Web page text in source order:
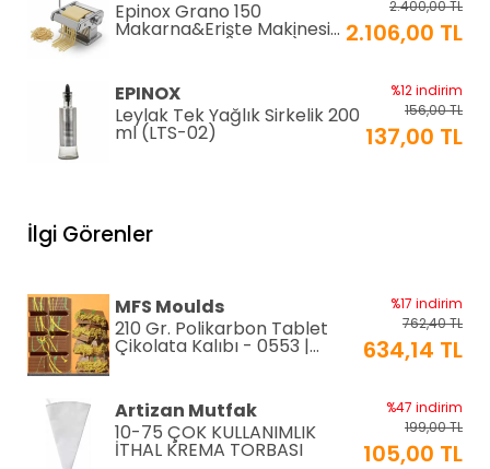
Epinox Grano 150
Makarna&Erişte Makinesi
2mm+4mm (GR-150)
2.400,00 TL
2.106,00 TL
EPINOX
Leylak Tek Yağlık Sirkelik 200
ml (LTS-02)
%12 indirim
156,00 TL
137,00 TL
Lavabo Süzgeci 34 cm
(QLS-34)
KARADAĞ METAL
Paslanmaz Pasta Altlığı ⌀28
cm
%14 indirim
250,00 TL
215,00 TL
Greyas Moulds
Polikarbon Special Pralin
Çikolata Kalıbı 8-15 gr |
Cm-3416
%27 indirim
801,02 TL
586,46 TL
İlgi Görenler
MFS Moulds
210 Gr. Polikarbon Tablet
Çikolata Kalıbı - 0553 |
Dubai Çikolata Kalıbı
%17 indirim
762,40 TL
634,14 TL
Artizan Mutfak
10-75 ÇOK KULLANIMLIK
İTHAL KREMA TORBASI
%47 indirim
199,00 TL
105,00 TL